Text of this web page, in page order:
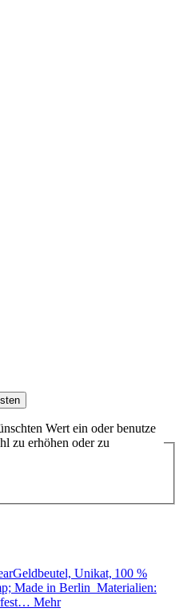
Wert ein oder benutze
zu erhöhen oder zu
Unikat, 100 %
Made in Berlin Materialien:
Mehr